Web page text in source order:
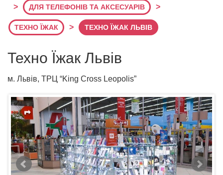
> ДЛЯ ТЕЛЕФОНІВ ТА АКСЕСУАРІВ >
ТЕХНО ЇЖАК > ТЕХНО ЇЖАК ЛЬВІВ
Техно Їжак Львів
м. Львів, ТРЦ “King Cross Leopolis”